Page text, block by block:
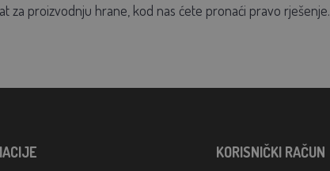
za proizvodnju hrane, kod nas ćete pronaći pravo rješenje.
KORISNIČKI RAČUN